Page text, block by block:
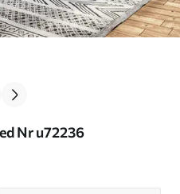
Nr u72236